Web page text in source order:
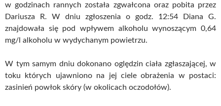
w godzinach rannych została zgwałcona oraz pobita przez
Dariusza R. W dniu zgłoszenia o godz. 12:54 Diana G.
znajdowała się pod wpływem alkoholu wynoszącym 0,64
mg/l alkoholu w wydychanym powietrzu.
W tym samym dniu dokonano oględzin ciała zgłaszającej, w
toku których ujawniono na jej ciele obrażenia w postaci:
zasinień powłok skóry (w okolicach oczodołów).